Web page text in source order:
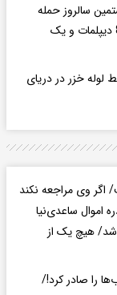
سالروز حمله
طالبان به کنسولگری ایران در مزار شریف/ 8 دیپلمات و یک
لوله خزر در دریای
اگر وی مراجعه نکند
اموال ساعدی‌نیا
شد/ هیچ یک از
را صادر کرد!/